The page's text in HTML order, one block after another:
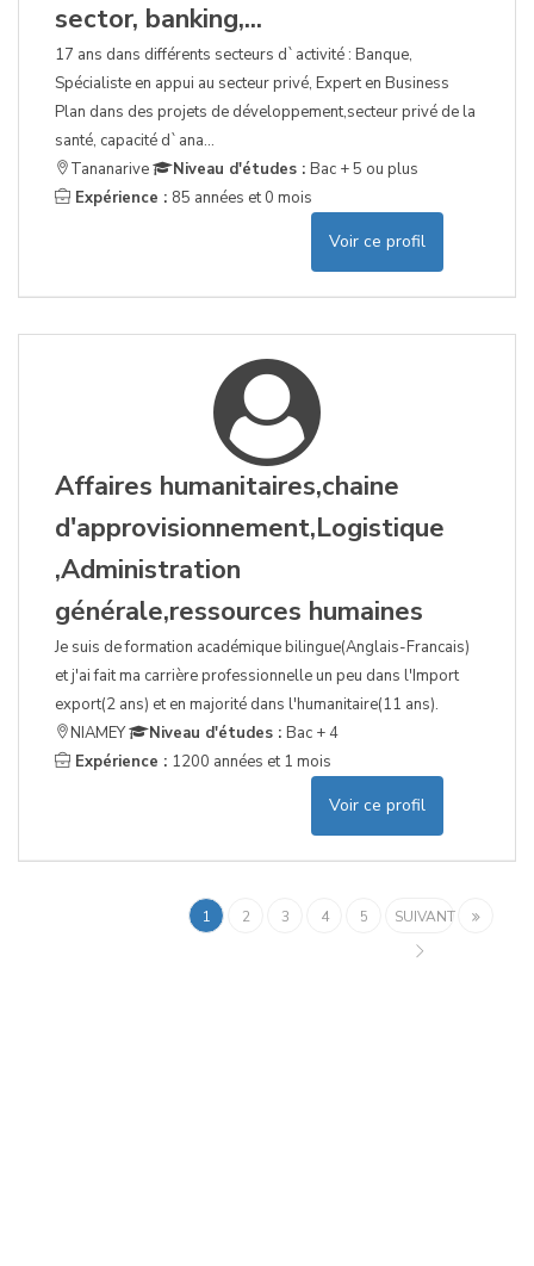
sector, banking,...
17 ans dans différents secteurs d`activité : Banque,
Spécialiste en appui au secteur privé, Expert en Business
Plan dans des projets de développement,secteur privé de la
santé, capacité d`ana...
Tananarive
Niveau d'études : Bac + 5 ou plus
Expérience : 85 années et 0 mois
Voir ce profil
Affaires humanitaires,chaine
d'approvisionnement,Logistique
,Administration
générale,ressources humaines
Je suis de formation académique bilingue(Anglais-Francais)
et j'ai fait ma carrière professionnelle un peu dans l'Import
export(2 ans) et en majorité dans l'humanitaire(11 ans).
NIAMEY
Niveau d'études : Bac + 4
Expérience : 1200 années et 1 mois
Voir ce profil
1 2 3 4 5 SUIVANT